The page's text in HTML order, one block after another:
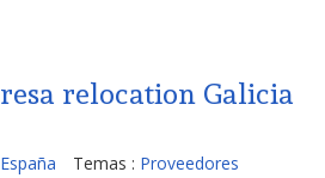
relocation Galicia
España Temas : Proveedores